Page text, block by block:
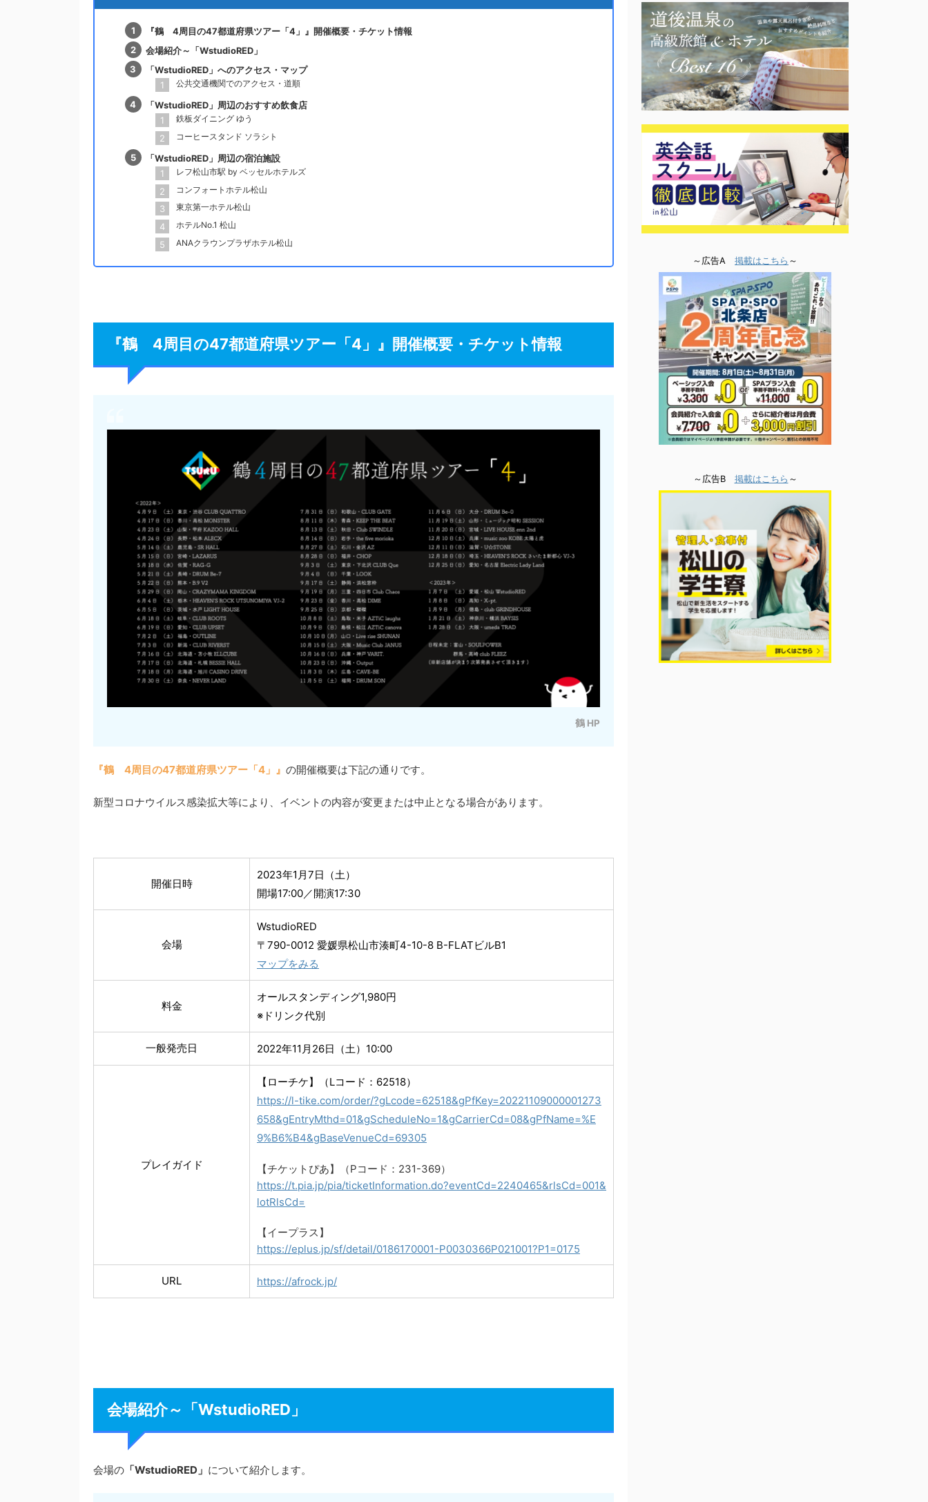
『鶴 4周目の47都道府県ツアー「4」』開催概要・チケット情報
会場紹介～「WstudioRED」
「WstudioRED」へのアクセス・マップ
公共交通機関でのアクセス・道順
「WstudioRED」周辺のおすすめ飲食店
鉄板ダイニング ゆう
コーヒースタンド ソラシト
「WstudioRED」周辺の宿泊施設
レフ松山市駅 by ベッセルホテルズ
コンフォートホテル松山
東京第一ホテル松山
ホテルNo.1 松山
ANAクラウンプラザホテル松山
『鶴 4周目の47都道府県ツアー「4」』開催概要・チケット情報
鶴 HP
『鶴 4周目の47都道府県ツアー「4」』 の開催概要は下記の通りです。
新型コロナウイルス感染拡大等により、イベントの内容が変更または中止となる場合があります。
開催日時
2023年1月7日（土）
開場17:00／開演17:30
会場
WstudioRED
〒790-0012 愛媛県松山市湊町4-10-8 B-FLATビルB1
マップをみる
料金
オールスタンディング1,980円
※ドリンク代別
一般発売日 2022年11月26日（土）10:00
プレイガイド
【ローチケ】（Lコード：62518）
https://l-tike.com/order/?gLcode=62518&gPfKey=20221109000001273
658&gEntryMthd=01&gScheduleNo=1&gCarrierCd=08&gPfName=%E
9%B6%B4&gBaseVenueCd=69305
【チケットぴあ】（Pコード：231-369）
https://t.pia.jp/pia/ticketInformation.do?eventCd=2240465&rlsCd=001&
lotRlsCd=
【イープラス】
https://eplus.jp/sf/detail/0186170001-P0030366P021001?P1=0175
URL https://afrock.jp/
会場紹介～「WstudioRED」
会場の 「WstudioRED」 について紹介します。
～広告A 掲載はこちら ～
～広告B 掲載はこちら ～